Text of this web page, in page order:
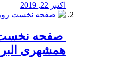
اکتبر 22, 2019
صفحه نخست
همشهری